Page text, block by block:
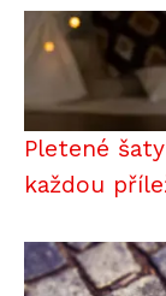
Pletené
každou